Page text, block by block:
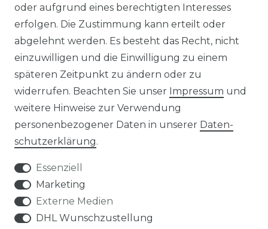
HERSTELLER
REFERENZEN
Widerrufs­recht
VERTRAG WIDERRUFEN
oder aufgrund eines berechtigten Interesses
erfolgen. Die Zustimmung kann erteilt oder
abgelehnt werden. Es besteht das Recht, nicht
einzuwilligen und die Einwilligung zu einem
späteren Zeitpunkt zu ändern oder zu
widerrufen. Beachten Sie unser Impressum und
weitere Hinweise zur Verwendung
personenbezogener Daten in unserer Daten­
schutz­erklärung.
Essenziell
Marketing
Externe Medien
DHL Wunschzustellung